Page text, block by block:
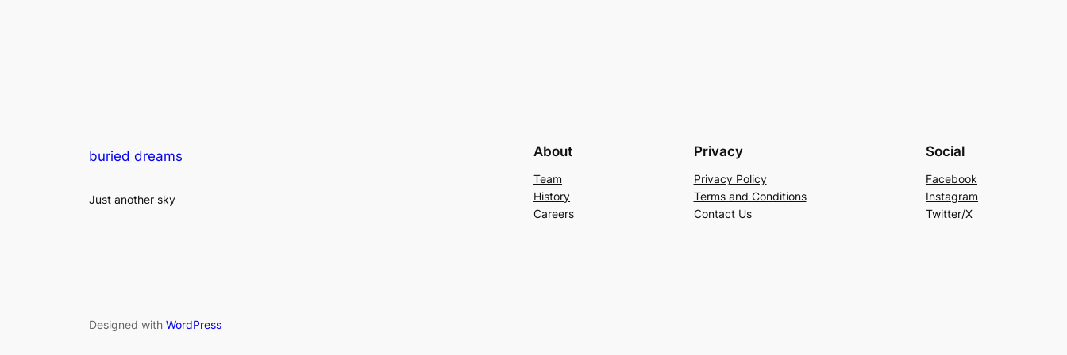
buried dreams
Just another sky
About
Team
History
Careers
Privacy
Privacy Policy
Terms and Conditions
Contact Us
Social
Facebook
Instagram
Twitter/X
Designed with WordPress